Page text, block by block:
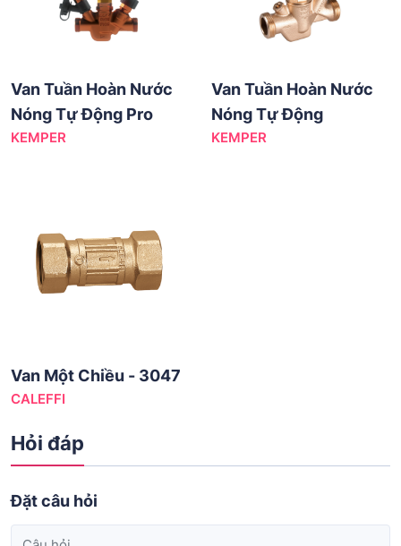
Van Tuần Hoàn Nước
Nóng Tự Động Pro
KEMPER
Van Tuần Hoàn Nước
Nóng Tự Động
KEMPER
Van Một Chiều - 3047
CALEFFI
Hỏi đáp
Đặt câu hỏi